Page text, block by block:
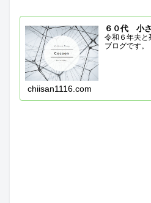
６０代 小
令和６年夫と
ブログです。
chiisan1116.com